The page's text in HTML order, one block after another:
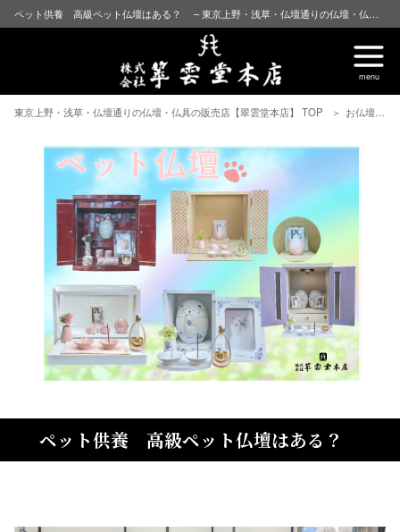
ペット供養 高級ペット仏壇はある？ – 東京上野・浅草・仏壇通りの仏壇・仏具の販売店【翠雲堂本店】
東京上野・浅草・仏壇通りの仏壇・仏具の販売店【翠雲堂本店】 TOP お仏壇について
ペット供養 高級ペット仏壇はある？